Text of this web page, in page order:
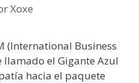
Xoxe
(International Business
llamado el Gigante Azul
hacia el paquete